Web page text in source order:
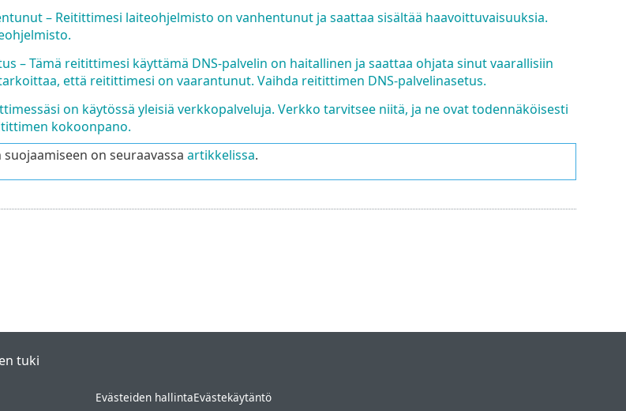
– Reitittimesi laiteohjelmisto on vanhentunut ja saattaa sisältää haavoittuvaisuuksia.
– Tämä reitittimesi käyttämä DNS-palvelin on haitallinen ja saattaa ohjata sinut vaarallisiin
että reitittimesi on vaarantunut. Vaihda reitittimen DNS-palvelinasetus.
on käytössä yleisiä verkkopalveluja. Verkko tarvitsee niitä, ja ne ovat todennäköisesti
kokoonpano.
on seuraavassa artikkelissa.
tuki
Evästeiden hallintaEvästekäytäntö